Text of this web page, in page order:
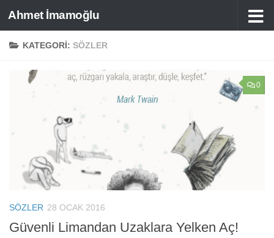
Skip to content
Ahmet İmamoğlu
KATEGORI: SÖZLER
0
SÖZLER 28 OCAK 2016
Güvenli Limandan Uzaklara Yelken Aç!